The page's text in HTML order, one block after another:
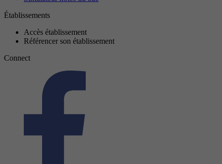
Établissements
Accès établissement
Référencer son établissement
Connect